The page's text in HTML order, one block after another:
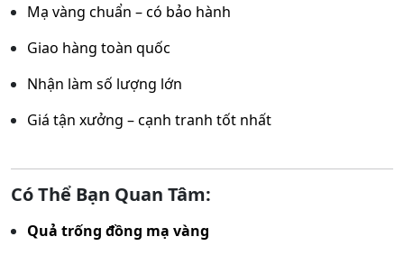
Mạ vàng chuẩn – có bảo hành
Giao hàng toàn quốc
Nhận làm số lượng lớn
Giá tận xưởng – cạnh tranh tốt nhất
Có Thể Bạn Quan Tâm:
Quả trống đồng mạ vàng